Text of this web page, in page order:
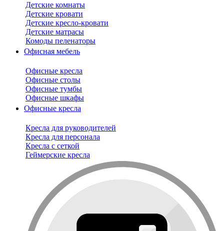
Детские комнаты
Детские кровати
Детские кресло-кровати
Детские матрасы
Комоды пеленаторы
Офисная мебель
Офисные кресла
Офисные столы
Офисные тумбы
Офисные шкафы
Офисные кресла
Кресла для руководителей
Кресла для персонала
Кресла с сеткой
Геймерские кресла